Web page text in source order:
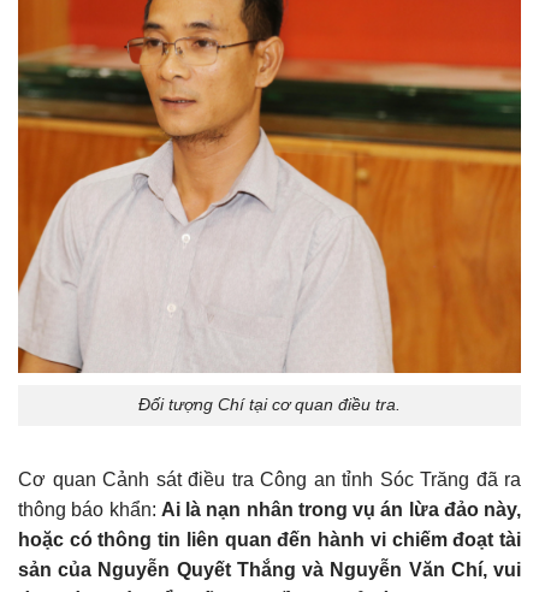
Đối tượng Chí tại cơ quan điều tra.
Cơ quan Cảnh sát điều tra Công an tỉnh Sóc Trăng đã ra
thông báo khẩn: Ai là nạn nhân trong vụ án lừa đảo này,
hoặc có thông tin liên quan đến hành vi chiếm đoạt tài
sản của Nguyễn Quyết Thắng và Nguyễn Văn Chí, vui